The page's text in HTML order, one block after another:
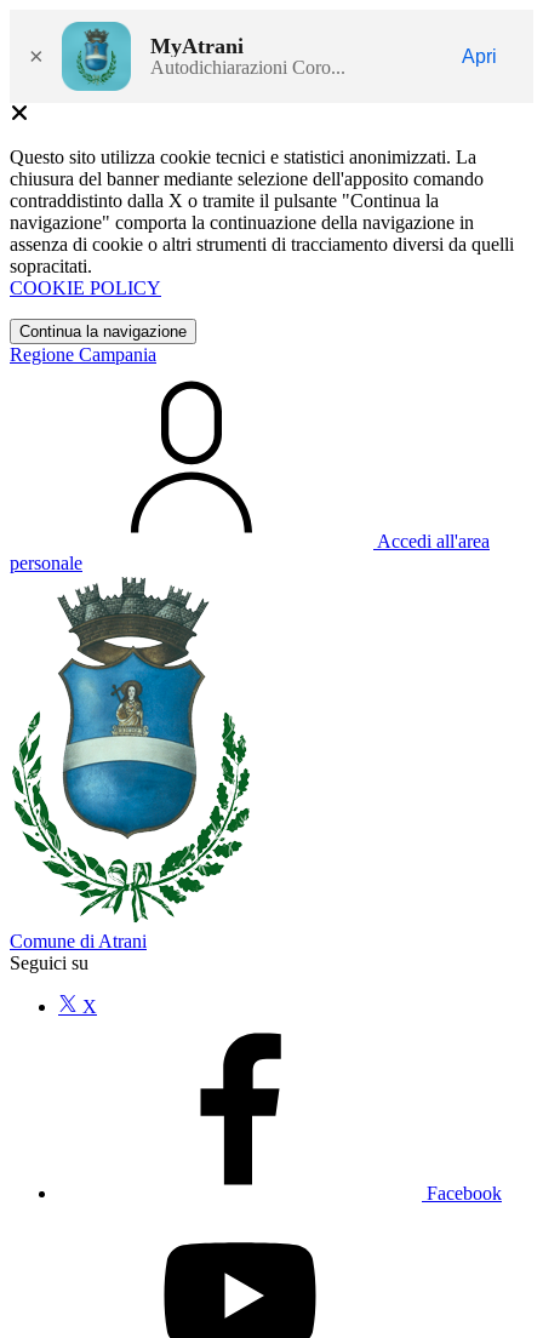
× MyAtrani
Autodichiarazioni Coro...
Apri
Questo sito utilizza cookie tecnici e statistici anonimizzati. La
chiusura del banner mediante selezione dell'apposito comando
contraddistinto dalla X o tramite il pulsante "Continua la
navigazione" comporta la continuazione della navigazione in
assenza di cookie o altri strumenti di tracciamento diversi da quelli
sopracitati.
COOKIE POLICY
Continua la navigazione
Regione Campania
Accedi all'area
personale
Comune di Atrani
Seguici su
X
Facebook